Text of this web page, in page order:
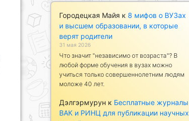
Городецкая Майя к 8 мифов о ВУЗах
и высшем образовании, в которые
верят родители
31 мая 2026
Что значит "независимо от возраста"? В
любой форме обучения в вузах можно
учиться только совершеннолетним людям
моложе 40 лет.
Дэлгэрмурун к Бесплатные журналы
ВАК и РИНЦ для публикации научных